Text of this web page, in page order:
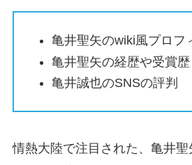
亀井聖矢のwiki風プロフ
亀井聖矢の経歴や受賞歴
亀井誠也のSNSの評判
情熱大陸で注目された、亀井聖